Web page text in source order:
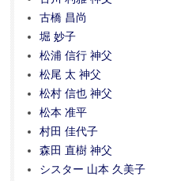
古橋 昌尚
堀 妙子
松浦 信行 神父
松尾 太 神父
松村 信也 神父
松本 准平
村田 佳代子
森田 直樹 神父
シスター 山本 久美子